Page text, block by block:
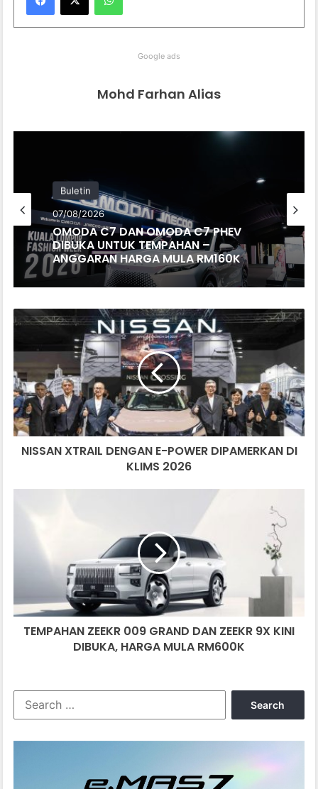
Google ads
Mohd Farhan Alias
Buletin
07/08/2026
OMODA C7 DAN OMODA C7 PHEV
DIBUKA UNTUK TEMPAHAN –
ANGGARAN HARGA MULA RM160K
NISSAN
XTRAIL
POWER
DIPAMERKAN
DI
KLIMS
2026
NISSAN XTRAIL DENGAN E-POWER DIPAMERKAN DI
KLIMS 2026
DIBUKA,
HARGA
TEMPAHAN ZEEKR 009 GRAND DAN ZEEKR 9X KINI
DIBUKA, HARGA MULA RM600K